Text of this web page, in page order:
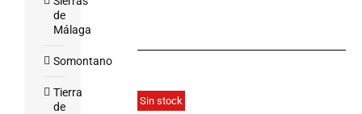
Sin stock
de
Málaga
Somontano
Tierra
de